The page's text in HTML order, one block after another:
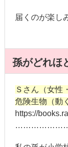
届くのが楽し
孫がどれほ
Ｓさん（女性
危険生物（動
https://